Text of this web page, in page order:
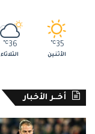
35
℃
الأثنين
36
℃
الثلاثاء
أخــر الأخبار